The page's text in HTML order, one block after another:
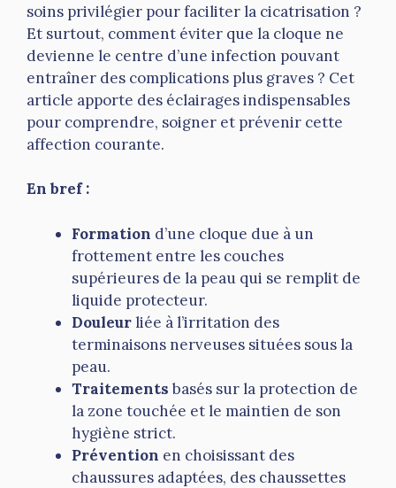
soins privilégier pour faciliter la cicatrisation ?
Et surtout, comment éviter que la cloque ne
devienne le centre d’une infection pouvant
entraîner des complications plus graves ? Cet
article apporte des éclairages indispensables
pour comprendre, soigner et prévenir cette
affection courante.
En bref :
Formation d’une cloque due à un
frottement entre les couches
supérieures de la peau qui se remplit de
liquide protecteur.
Douleurliée à l’irritation des
terminaisons nerveuses situées sous la
peau.
Traitements basés sur la protection de
la zone touchée et le maintien de son
hygiène strict.
Prévention en choisissant des
chaussures adaptées, des chaussettes